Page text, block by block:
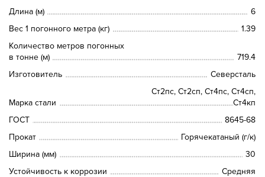
Длина (м)
6
Вес 1 погонного метра (кг)
1.39
Количество метров погонных
в тонне (м)
719.4
Изготовитель
Северсталь
Марка стали
Ст2пс, Ст2сп, Ст4пс, Ст4сп,
Ст4кп
ГОСТ
8645-68
Прокат
Горячекатаный (г/к)
Ширина (мм)
30
Устойчивость к коррозии
Средняя